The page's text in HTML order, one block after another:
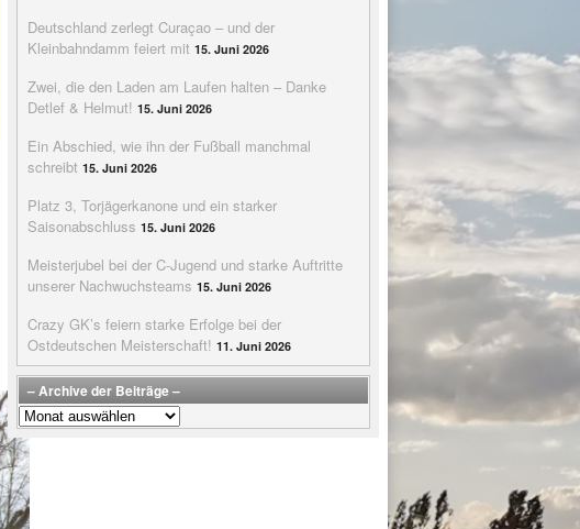
Deutschland zerlegt Curaçao – und der
Kleinbahndamm feiert mit 15. Juni 2026
Zwei, die den Laden am Laufen halten – Danke
Detlef & Helmut! 15. Juni 2026
Ein Abschied, wie ihn der Fußball manchmal
schreibt 15. Juni 2026
Platz 3, Torjägerkanone und ein starker
Saisonabschluss 15. Juni 2026
Meisterjubel bei der C-Jugend und starke Auftritte
unserer Nachwuchsteams 15. Juni 2026
Crazy GK’s feiern starke Erfolge bei der
Ostdeutschen Meisterschaft! 11. Juni 2026
– Archive der Beiträge –
–
Archive
der
Beiträge
–